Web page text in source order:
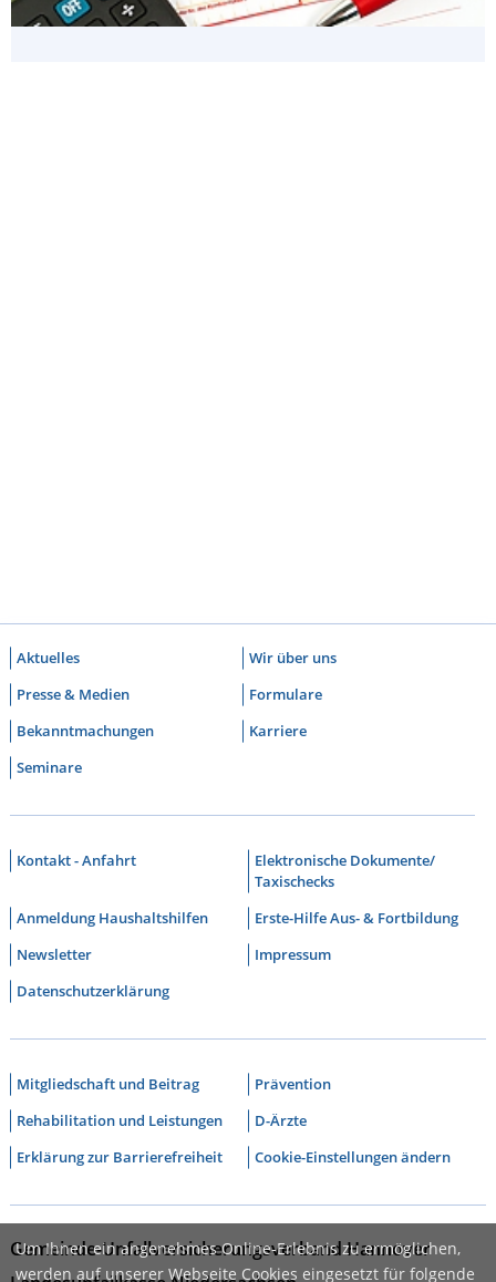
Aktuelles
Wir über uns
Presse & Medien
Formulare
Bekanntmachungen
Karriere
Seminare
Kontakt - Anfahrt
Elektronische Dokumente/
Taxischecks
Anmeldung Haushaltshilfen
Erste-Hilfe Aus- & Fortbildung
Newsletter
Impressum
Datenschutzerklärung
Mitgliedschaft und Beitrag
Prävention
Rehabilitation und Leistungen
D-Ärzte
Erklärung zur Barrierefreiheit
Cookie-Einstellungen ändern
Gemeinde-Unfallversicherungsverband Hannover
Um Ihnen ein angenehmes Online-Erlebnis zu ermöglichen,
werden auf unserer Webseite Cookies eingesetzt für folgende